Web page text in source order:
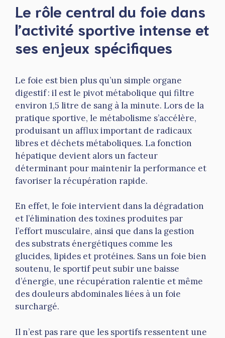
Le rôle central du foie dans
l’activité sportive intense et
ses enjeux spécifiques
Le foie est bien plus qu’un simple organe
digestif : il est le pivot métabolique qui filtre
environ 1,5 litre de sang à la minute. Lors de la
pratique sportive, le métabolisme s’accélère,
produisant un afflux important de radicaux
libres et déchets métaboliques. La fonction
hépatique devient alors un facteur
déterminant pour maintenir la performance et
favoriser la récupération rapide.
En effet, le foie intervient dans la dégradation
et l’élimination des toxines produites par
l’effort musculaire, ainsi que dans la gestion
des substrats énergétiques comme les
glucides, lipides et protéines. Sans un foie bien
soutenu, le sportif peut subir une baisse
d’énergie, une récupération ralentie et même
des douleurs abdominales liées à un foie
surchargé.
Il n’est pas rare que les sportifs ressentent une